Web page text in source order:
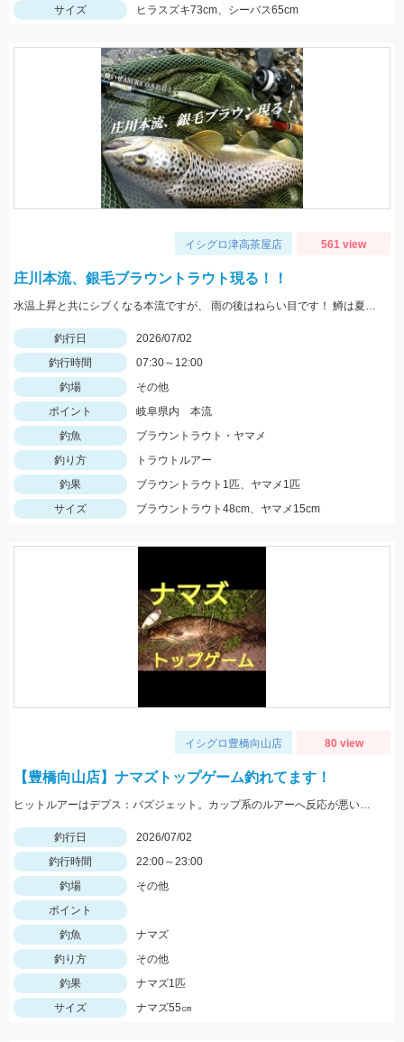
サイズ
ヒラスズキ73cm、シーバス65cm
イシグロ津高茶屋店 561 view
庄川本流、銀毛ブラウントラウト現る！！
水温上昇と共にシブくなる本流ですが、 雨の後はねらい目です！ 鱒は夏が旬です！美味しい大鱒釣っちゃいましょう～！
釣行日
2026/07/02
釣行時間
07:30～12:00
釣場
その他
ポイント
岐阜県内 本流
釣魚
ブラウントラウト・ヤマメ
釣り方
トラウトルアー
釣果
ブラウントラウト1匹、ヤマメ1匹
サイズ
ブラウントラウト48cm、ヤマメ15cm
イシグロ豊橋向山店 80 view
【豊橋向山店】ナマズトップゲーム釣れてます！
ヒットルアーはデプス：バズジェット。カップ系のルアーへ反応が悪い時にオススメのルアーです。ぜひお試しください。
釣行日
2026/07/02
釣行時間
22:00～23:00
釣場
その他
ポイント
釣魚
ナマズ
釣り方
その他
釣果
ナマズ1匹
サイズ
ナマズ55㎝